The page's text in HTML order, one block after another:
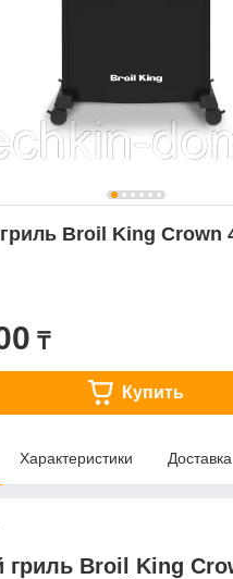
Broil King Crown
₸
Купить
Характеристики Доставка
гриль Broil King